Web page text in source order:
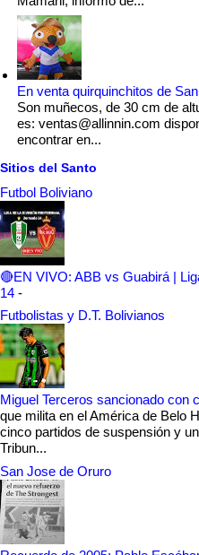
En venta quirquinchitos de
Son muñecos, de 30 cm de
es: ventas@allinnin.com
encontrar en...
Sitios del Santo
Futbol Boliviano
🔴EN VIVO: ABB vs Guabirá |
14 -
Futbolistas y D.T. Bolivianos
Miguel Terceros sancionado con
que milita en el América de Belo
cinco partidos de suspensión y
Tribun...
San Jose de Oruro